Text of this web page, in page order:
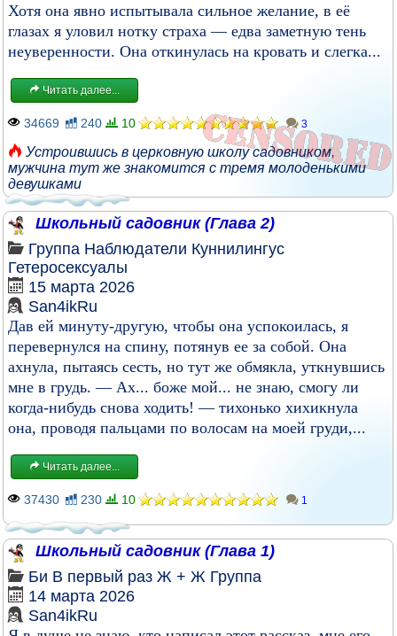
Хотя она явно испытывала сильное желание, в её
глазах я уловил нотку страха — едва заметную тень
неуверенности. Она откинулась на кровать и слегка...
Читать далее...
34669 240 10 3
Устроившись в церковную школу садовником,
мужчина тут же знакомится с тремя молоденькими
девушками
Школьный садовник (Глава 2)
Группа Наблюдатели Куннилингус
Гетеросексуалы
15 марта 2026
San4ikRu
Дав ей минуту-другую, чтобы она успокоилась, я
перевернулся на спину, потянув ее за собой. Она
ахнула, пытаясь сесть, но тут же обмякла, уткнувшись
мне в грудь. — Ах... боже мой... не знаю, смогу ли
когда-нибудь снова ходить! — тихонько хихикнула
она, проводя пальцами по волосам на моей груди,...
Читать далее...
37430 230 10 1
Школьный садовник (Глава 1)
Би В первый раз Ж + Ж Группа
14 марта 2026
San4ikRu